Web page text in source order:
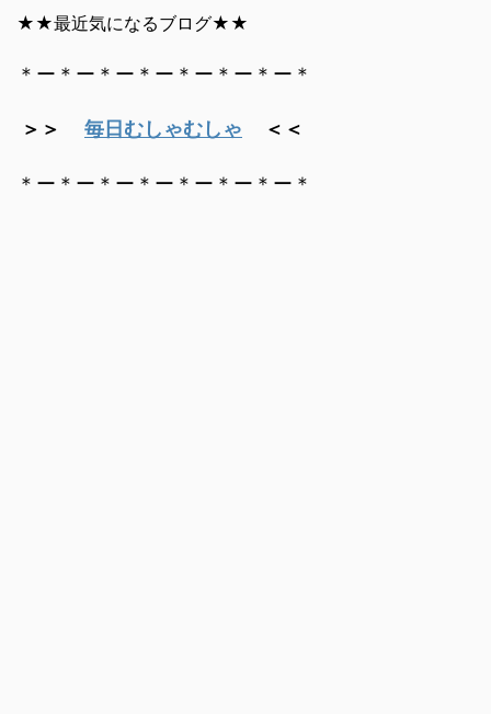
★★最近気になるブログ★★
＊ー＊ー＊ー＊ー＊ー＊ー＊ー＊
＞＞ 毎日むしゃむしゃ ＜＜
＊ー＊ー＊ー＊ー＊ー＊ー＊ー＊